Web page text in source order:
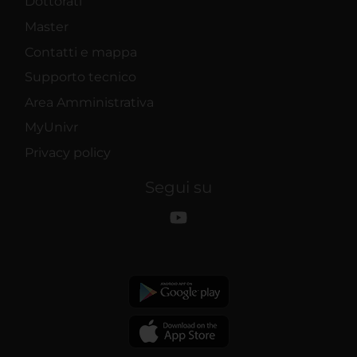
Master
Contatti e mappa
Supporto tecnico
Area Amministrativa
MyUnivr
Privacy policy
Segui su